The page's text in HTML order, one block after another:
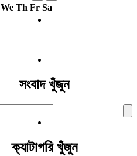
We Th Fr Sa
সংবাদ খুঁজুন
ক্যাটাগরি খুঁজুন